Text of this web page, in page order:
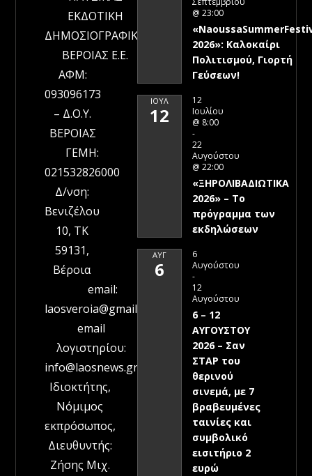
ΕΚΔΟΤΙΚΗ
ΔΗΜΟΣΙΟΓΡΑΦΙΚΗ
ΒΕΡΟΙΑΣ Ε.Ε.
ΑΦΜ:
093096173
– Δ.Ο.Υ.
ΒΕΡΟΙΑΣ
ΓΕΜΗ:
021532826000
Δ/νση:
Βενιζέλου
10, ΤΚ
59131,
Βέροια
email:
laosveroia@gmail.com
email
λογιστηρίου:
info@laosnews.gr
Ιδιοκτήτης,
Νόμιμος
εκπρόσωπος,
Διευθυντής:
Ζήσης Μιχ.
@ 23:00
2026»: Καλοκαίρι
Πολιτισμού, Γιορτή
Γεύσεων!
ΙΟΎΛ
12
12
Ιουλίου
@ 8:00
-
22
Αυγούστου
@ 22:00
«ΞΗΡΟΛΙΒΑΔΙΩΤΙΚΑ
2026» – To
πρόγραμμα των
εκδηλώσεων
ΑΥΓ
6
6
Αυγούστου
-
12
Αυγούστου
6 – 12
ΑΥΓΟΥΣΤΟΥ
2026 – Σαν
ΣΤΑΡ του
θερινού
σινεμά, με 7
βραβευμένες
ταινίες και
συμβολικό
εισιτήριο 2
ευρώ